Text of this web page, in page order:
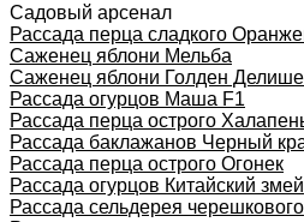
Садовый арсенал
Рассада перца сладкого
Саженец яблони Мельба
Саженец яблони Голден
Рассада огурцов Маша F1
Рассада перца острого
Рассада баклажанов Черный
Рассада перца острого Огонек
Рассада огурцов Китайский змей
Рассада сельдерея черешкового